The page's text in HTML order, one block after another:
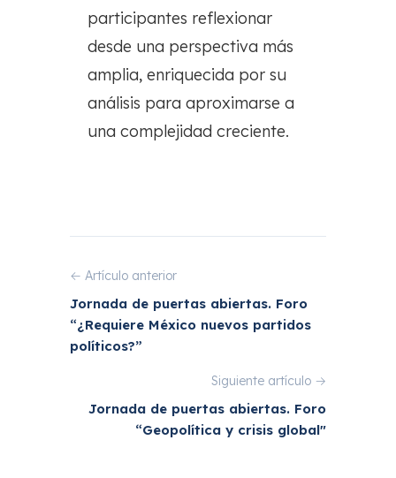
participantes reflexionar
desde una perspectiva más
amplia, enriquecida por su
análisis para aproximarse a
una complejidad creciente.
← Artículo anterior
Jornada de puertas abiertas. Foro
“¿Requiere México nuevos partidos
políticos?”
Siguiente artículo →
Jornada de puertas abiertas. Foro
“Geopolítica y crisis global"